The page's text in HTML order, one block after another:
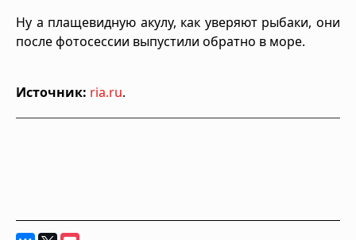
Ну а плащевидную акулу, как уверяют рыбаки, они
после фотосессии выпустили обратно в море.
Источник: ria.ru.